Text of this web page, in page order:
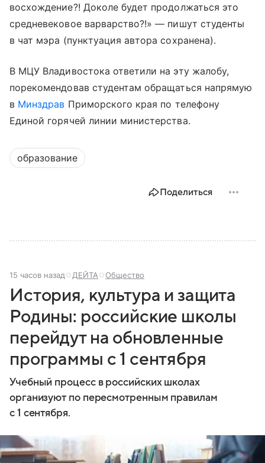
восхождение?! Доколе будет продолжаться это
средневековое варварство?!» — пишут студенты
в чат мэра (пунктуация автора сохранена).
В МЦУ Владивостока ответили на эту жалобу,
порекомендовав студентам обращаться напрямую
в Минздрав Приморского края по телефону
Единой горячей линии министерства.
образование
Поделиться
15 часов назад ДЕЙТА Общество
История, культура и защита
Родины: российские школы
перейдут на обновленные
программы с 1 сентября
Учебный процесс в российских школах
организуют по пересмотренным правилам
с 1 сентября.